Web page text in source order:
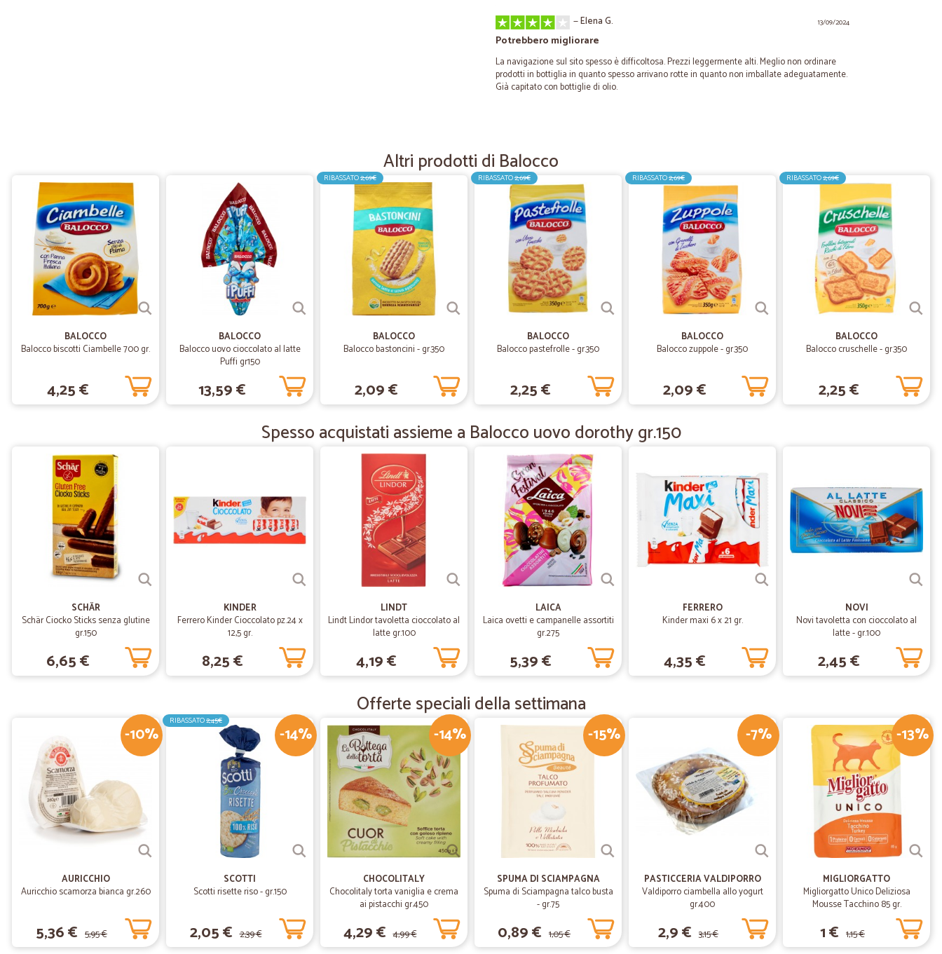
13/09/2024
—Elena G.
Potrebbero migliorare
La navigazione sul sito spesso è difficoltosa. Prezzi leggermente alti. Meglio non ordinare
prodotti in bottiglia in quanto spesso arrivano rotte in quanto non imballate adeguatamente.
Già capitato con bottiglie di olio.
Perfezione
Velocissimi e imballaggio super professionale GRAZIE
20/10/2020
—Mariella A.
Più semplice di così
Più semplice di così! Come fare la spesa dal divano di casa!
06/07/2020
—Mario V.
Veloci e affidabili
09/06/2020
Paolo B.
Credo di essere un vecchio o cliente. 'E sufficiente ?
—Giovanna G.
Servizio eccellente
Servizio eccellente
—Vilma Z.
Ottimo servizio.
Ottimo servizio.
18/01/2020
Luca M.
Servizio veloce ed affidabile
Servizio veloce ed affidabile
13/12/2018
Fabio R.
Ottimi prodotti
Ottimi prodotti, e spedizione super veloce!
Altri prodotti di Balocco
BALOCCO
Balocco biscotti Ciambelle 700 gr.
4,25 €
BALOCCO
Balocco uovo cioccolato al latte
Puffi gr150
13,59 €
RIBASSATO2,69€
BALOCCO
Balocco bastoncini - gr.350
2,09 €
RIBASSATO2,69€
BALOCCO
Balocco pastefrolle - gr.350
2,25 €
RIBASSATO2,69€
BALOCCO
Balocco zuppole - gr.350
2,09 €
RIBASSATO2,69€
BALOCCO
Balocco cruschelle - gr.350
2,25 €
Spesso acquistati assieme a Balocco uovo dorothy gr.150
SCHÄR
Schär Ciocko Sticks senza glutine
gr.150
6,65 €
KINDER
Ferrero Kinder Cioccolato pz.24 x
12,5 gr.
8,25 €
LINDT
Lindt Lindor tavoletta cioccolato al
latte gr.100
4,19 €
LAICA
Laica ovetti e campanelle assortiti
gr.275
5,39 €
FERRERO
Kinder maxi 6 x 21 gr.
4,35 €
NOVI
Novi tavoletta con cioccolato al
latte - gr.100
2,45 €
Offerte speciali della settimana
-10%
AURICCHIO
Auricchio scamorza bianca gr.260
5,36 € 5,95 €
-14%
RIBASSATO2,45€
SCOTTI
Scotti risette riso - gr.150
2,05 € 2,39 €
-14%
CHOCOLITALY
Chocolitaly torta vaniglia e crema
ai pistacchi gr.450
4,29 € 4,99 €
-15%
SPUMA DI SCIAMPAGNA
Spuma di Sciampagna talco busta
- gr.75
0,89 € 1,05 €
-7%
PASTICCERIA VALDIPORRO
Valdiporro ciambella allo yogurt
gr.400
2,9 € 3,15 €
-13%
MIGLIORGATTO
Migliorgatto Unico Deliziosa
Mousse Tacchino 85 gr.
1 € 1,15 €